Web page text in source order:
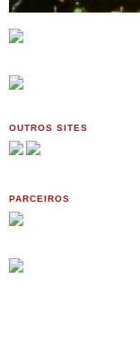
OUTROS SITES
PARCEIROS